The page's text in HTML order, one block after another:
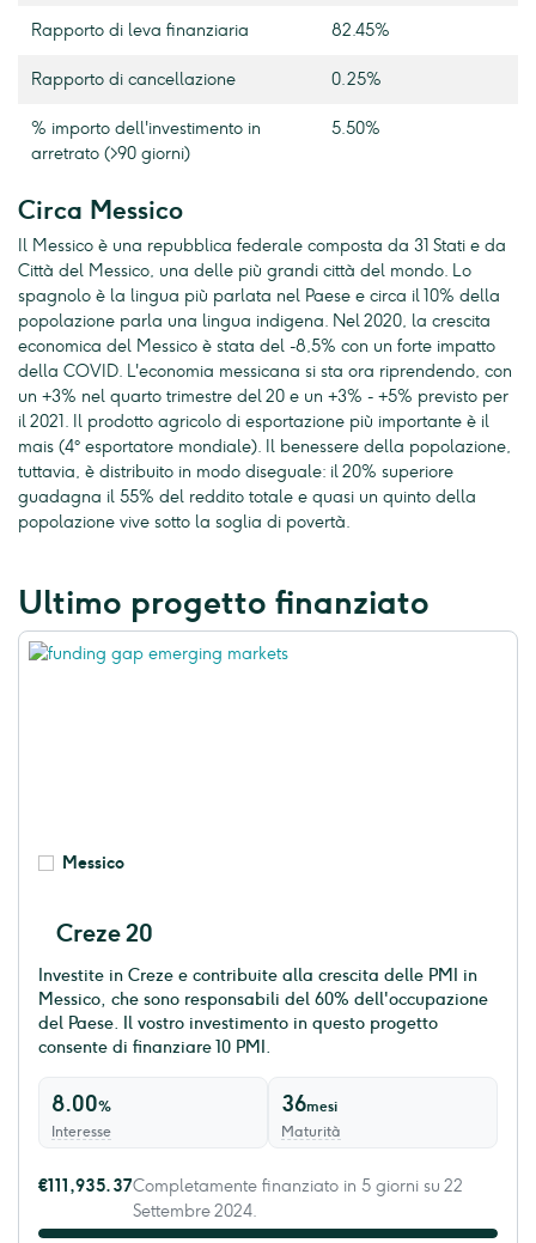
Rapporto di leva finanziaria 82.45%
Rapporto di cancellazione 0.25%
% importo dell'investimento in
arretrato (>90 giorni)
5.50%
Circa Messico
Il Messico è una repubblica federale composta da 31 Stati e da
Città del Messico, una delle più grandi città del mondo. Lo
spagnolo è la lingua più parlata nel Paese e circa il 10% della
popolazione parla una lingua indigena. Nel 2020, la crescita
economica del Messico è stata del -8,5% con un forte impatto
della COVID. L'economia messicana si sta ora riprendendo, con
un +3% nel quarto trimestre del 20 e un +3% - +5% previsto per
il 2021. Il prodotto agricolo di esportazione più importante è il
mais (4° esportatore mondiale). Il benessere della popolazione,
tuttavia, è distribuito in modo diseguale: il 20% superiore
guadagna il 55% del reddito totale e quasi un quinto della
popolazione vive sotto la soglia di povertà.
Ultimo progetto finanziato
Messico
Creze 20
Investite in Creze e contribuite alla crescita delle PMI in
Messico, che sono responsabili del 60% dell'occupazione
del Paese. Il vostro investimento in questo progetto
consente di finanziare 10 PMI.
8.00%
Interesse
36mesi
Maturità
€111,935.37Completamente finanziato in 5 giorni su 22
Settembre 2024.